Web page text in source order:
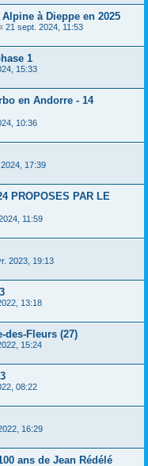
à Dieppe en 2025
21 sept. 2024, 11:53
1
15:33
en Andorre - 14
10:36
17:39
PROPOSES PAR LE
11:59
2023, 19:13
13:18
des-Fleurs (27)
15:24
08:22
16:29
ans de Jean Rédélé